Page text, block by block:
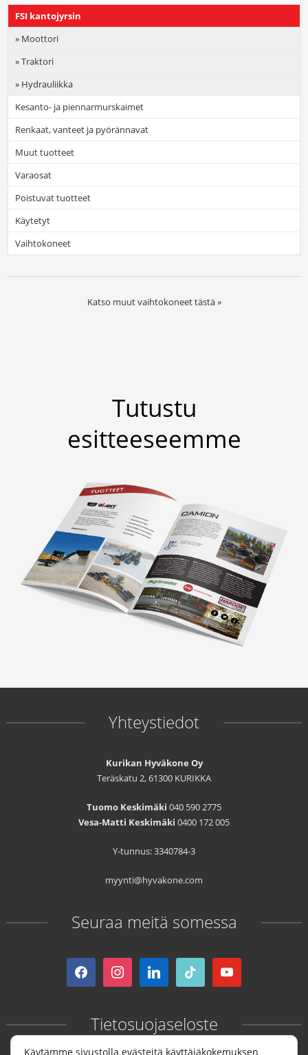
FSI kantojyrsin
Moottori
Traktori
Hydrauliikka
Kesanto- ja piennarmurskaimet
Renkaat, vanteet ja pyörännavat
Muut tuotteet
Varaosat
Poistuvat tuotteet
Käytetyt
Vaihtokoneet
Katso muut vaihtokoneettästä »
Tutustu
esitteeseemme
Yhteystiedot
Kurikan Hyväkone Oy
Teräskatu 2, 61300 KURIKKA
Tuomo Keskimäki 040 590 2775
Vesa-Matti Keskimäki 0400 172 005
Y-tunnus: 3340784-3
myynti@hyvakone.com
Seuraa meitä somessa
facebook instagram linkedin tiktok
Tietosuojaseloste
Käytämme sivustolla evästeitä käyttäjäkokemuksen